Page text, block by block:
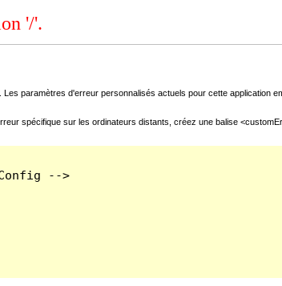
'/'.
paramètres d'erreur personnalisés actuels pour cette
spécifique sur les ordinateurs distants, créez une balise
-->